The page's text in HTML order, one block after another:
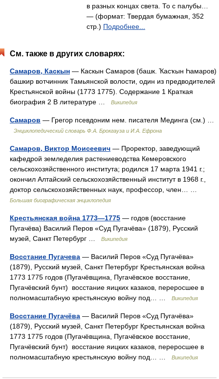
в разных концах света. То с палубы…
— (формат: Твердая бумажная, 352
стр.) Подробнее...
См. также в других словарях:
Самаров, Каскын — Каскын Самаров (башк. Ҡасҡын Һамаров)
башкир вотчинник Тамьянской волости, один из предводителей
Крестьянской войны (1773 1775). Содержание 1 Краткая
биография 2 В литературе …
Википедия
Самаров — Грегор псевдоним нем. писателя Мединга (см.) …
Энциклопедический словарь Ф.А. Брокгауза и И.А. Ефрона
Самаров, Виктор Моисеевич — Проректор, заведующий
кафедрой земледелия растениеводства Кемеровского
сельскохозяйственного института; родился 17 марта 1941 г.;
окончил Алтайский сельскохозяйственный институт в 1968 г.,
доктор сельскохозяйственных наук, профессор, член… …
Большая биографическая энциклопедия
Крестьянская война 1773—1775 — годов (восстание
Пугачёва) Василий Перов «Суд Пугачёва» (1879), Русский
музей, Санкт Петербург …
Википедия
Восстание Пугачева — Василий Перов «Суд Пугачёва»
(1879), Русский музей, Санкт Петербург Крестьянская война
1773 1775 годов (Пугачёвщина, Пугачёвское восстание,
Пугачёвский бунт) восстание яицких казаков, переросшее в
полномасштабную крестьянскую войну под… …
Википедия
Восстание Пугачёва — Василий Перов «Суд Пугачёва»
(1879), Русский музей, Санкт Петербург Крестьянская война
1773 1775 годов (Пугачёвщина, Пугачёвское восстание,
Пугачёвский бунт) восстание яицких казаков, переросшее в
полномасштабную крестьянскую войну под… …
Википедия